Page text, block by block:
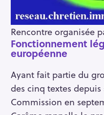
Rencontre organisée
Fonctionnement
européenne
Ayant fait partie du
des cinq textes
Commission en